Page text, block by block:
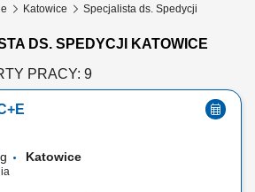
Katowice Specjalista ds. Spedycji
DS. SPEDYCJI KATOWICE
PRACY: 9
Katowice